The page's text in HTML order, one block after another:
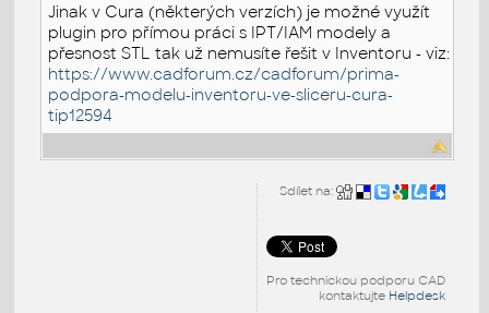
Jinak v Cura (některých verzích) je možné využít
plugin pro přímou práci s IPT/IAM modely a
přesnost STL tak už nemusíte řešit v Inventoru - viz:
https://www.cadforum.cz/cadforum/prima-
podpora-modelu-inventoru-ve-sliceru-cura-
tip12594
Sdílet na:
Pro technickou podporu CAD
kontaktujte Helpdesk